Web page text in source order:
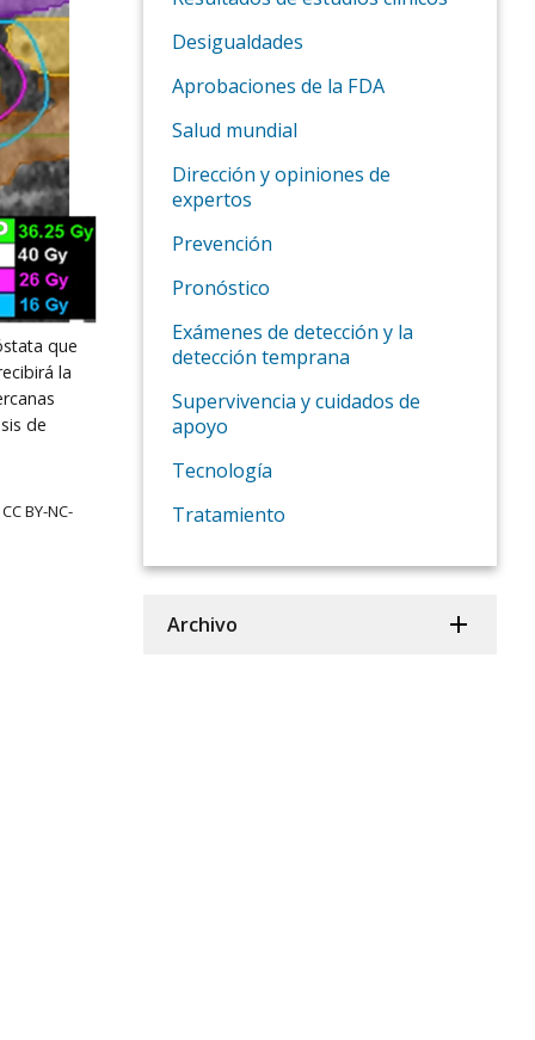
que
la
de
BY-NC-
Desigualdades
Aprobaciones de la FDA
Salud mundial
Dirección y opiniones de
expertos
Prevención
Pronóstico
Exámenes de detección y la
detección temprana
Supervivencia y cuidados de
apoyo
Tecnología
Tratamiento
Archivo